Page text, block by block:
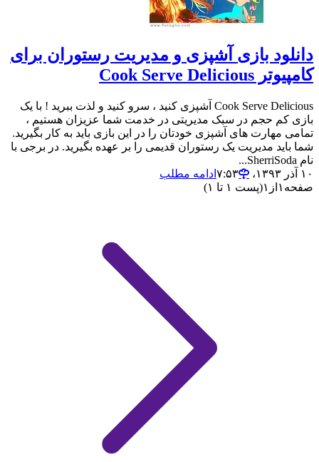
دانلود بازی آشپزی و مدیریت رستوران برای
کامپیوتر Cook Serve Delicious
Cook Serve Delicious آشپزی کنید ، سرو کنید و لذت ببرید ! با یک
بازی کم حجم در سبک مدیریتی در خدمت شما عزیزان هستیم ،
تمامی مهارت های آشپزی خودتان را در این بازی باید به کار بگیرید.
شما باید مدیریت یک رستوران قدیمی را بر عهده بگیرید. در برجی با
نام SherriSoda...
۱۰ آذر ۱۳۹۳،‏ ۷:۵۳
ادامه مطلب
صفحه ۱ از ۱(پست ۱ تا ۱)